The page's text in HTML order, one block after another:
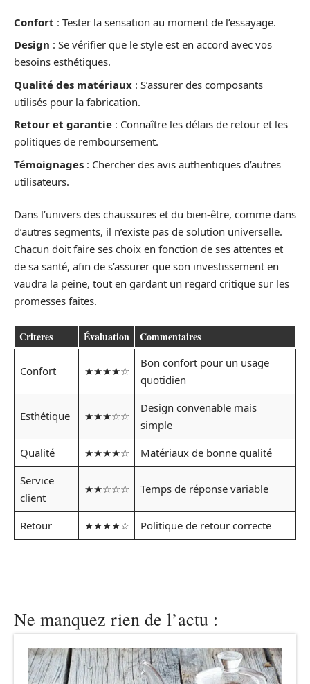
Confort : Tester la sensation au moment de l’essayage.
Design : Se vérifier que le style est en accord avec vos
besoins esthétiques.
Qualité des matériaux : S’assurer des composants
utilisés pour la fabrication.
Retour et garantie : Connaître les délais de retour et les
politiques de remboursement.
Témoignages : Chercher des avis authentiques d’autres
utilisateurs.
Dans l’univers des chaussures et du bien-être, comme dans
d’autres segments, il n’existe pas de solution universelle.
Chacun doit faire ses choix en fonction de ses attentes et
de sa santé, afin de s’assurer que son investissement en
vaudra la peine, tout en gardant un regard critique sur les
promesses faites.
Criteres Évaluation Commentaires
Confort ★★★★☆
Bon confort pour un usage
quotidien
Esthétique ★★★☆☆
Design convenable mais
simple
Qualité
★★★★☆
Matériaux de bonne qualité
Service
client
★★☆☆☆ Temps de réponse variable
Retour ★★★★☆ Politique de retour correcte
Ne manquez rien de l’actu :